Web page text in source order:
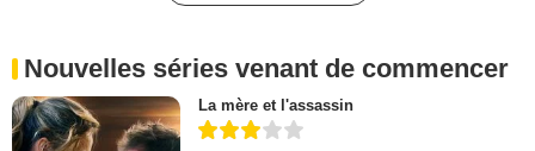
Nouvelles séries venant de commencer
La mère et l'assassin